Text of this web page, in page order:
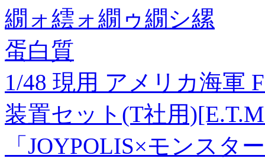
繝ォ繧ォ繝ゥ繝シ縲
蛋白質
1/48 現用 アメリカ海軍
装置セット(T社用
「JOYPOLIS×モンスタ